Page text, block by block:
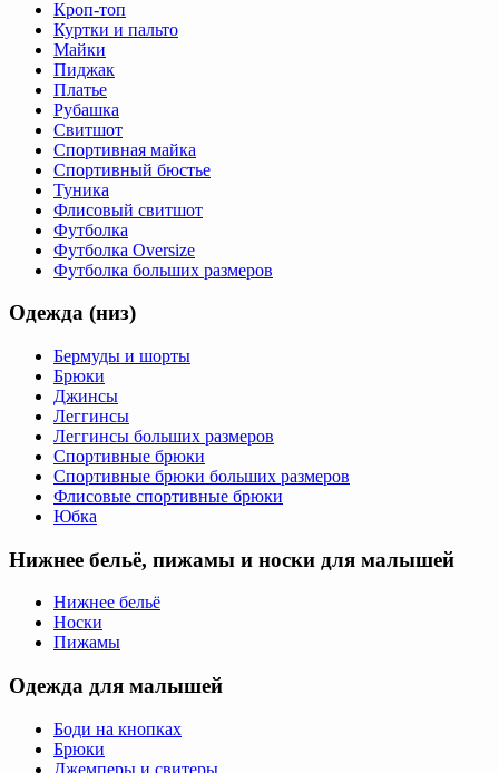
Кроп-топ
Куртки и пальто
Майки
Пиджак
Платье
Рубашка
Свитшот
Спортивная майка
Спортивный бюстье
Туника
Флисовый свитшот
Футболка
Футболка Oversize
Футболка больших размеров
Одежда (низ)
Бермуды и шорты
Брюки
Джинсы
Леггинсы
Леггинсы больших размеров
Спортивные брюки
Спортивные брюки больших размеров
Флисовые спортивные брюки
Юбка
Нижнее бельё, пижамы и носки для малышей
Нижнее бельё
Носки
Пижамы
Одежда для малышей
Боди на кнопках
Брюки
Джемперы и свитеры